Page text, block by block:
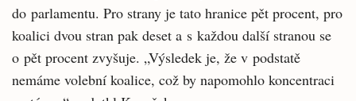
do parlamentu. Pro strany je tato hranice pět procent, pro
koalici dvou stran pak deset a s každou další stranou se
o pět procent zvyšuje. „Výsledek je, že v podstatě
nemáme volební koalice, což by napomohlo koncentraci